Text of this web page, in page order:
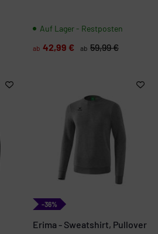
Auf Lager - Restposten
ab 42,99 € ab 59,99 €
-36%
Erima - Sweatshirt, Pullover